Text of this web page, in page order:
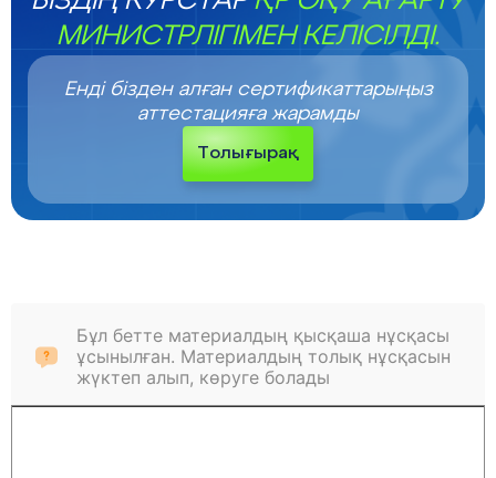
МИНИСТРЛІГІМЕН КЕЛІСІЛДІ.
Енді бізден алған сертификаттарыңыз
аттестацияға жарамды
Толығырақ
Бұл бетте материалдың қысқаша нұсқасы
ұсынылған. Материалдың толық нұсқасын
жүктеп алып, көруге болады